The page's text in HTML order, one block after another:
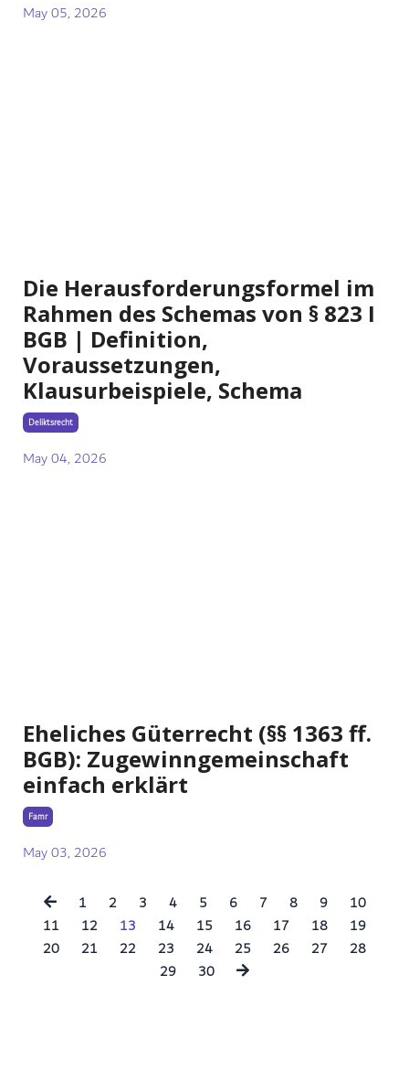
May 05, 2026
Die Herausforderungsformel im
Rahmen des Schemas von § 823 I
BGB | Definition,
Voraussetzungen,
Klausurbeispiele, Schema
Deliktsrecht
May 04, 2026
Eheliches Güterrecht (§§ 1363 ff.
BGB): Zugewinngemeinschaft
einfach erklärt
Famr
May 03, 2026
1 2 3 4 5 6 7 8 9
10
11
12 13 14 15 16 17 18
19
20
21 22 23 24 25 26 27
28
29
30